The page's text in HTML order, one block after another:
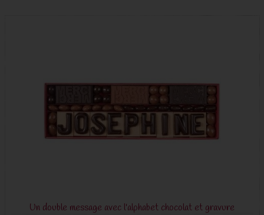
chocolat et gravure N°4 du TOP 5